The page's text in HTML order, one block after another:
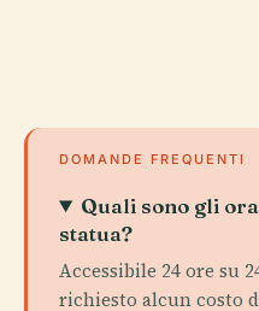
DOMANDE FREQUENTI
Quali sono gli
statua?
Accessibile 24 ore su
richiesto alcun costo